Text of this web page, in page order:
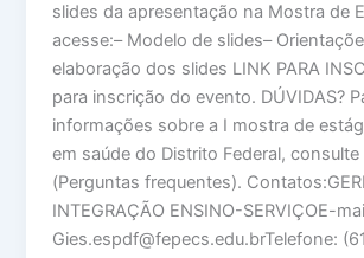
slides da apresentação na Mostra de
acesse:– Modelo de slides–
elaboração dos slides LINK PARA
para inscrição do evento. DÚVIDAS?
informações sobre a I mostra de
em saúde do Distrito Federal,
(Perguntas frequentes).
INTEGRAÇÃO ENSINO-SERVIÇOE-
Gies.espdf@fepecs.edu.brTelefone: